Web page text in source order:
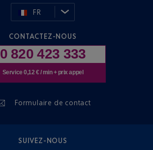
FR
CONTACTEZ-NOUS
0 820 423 333
Service 0,12 € / min + prix appel
Formulaire de contact
SUIVEZ-NOUS